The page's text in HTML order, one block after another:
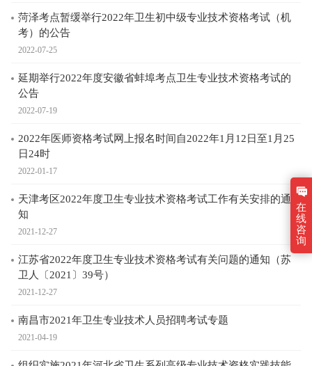
菏泽考点暂缓举行2022年卫生初中级专业技术资格考试（机
考）的公告
2022-07-25
延期举行2022年度安徽省蚌埠考点卫生专业技术资格考试的
公告
2022-07-19
2022年医师资格考试网上报名时间自2022年1月12日至1月25
日24时
2022-01-17
天津考区2022年度卫生专业技术资格考试工作有关安排的通
知
2021-12-27
江苏省2022年度卫生专业技术资格考试有关问题的通知（苏
卫人〔2021〕39号）
2021-12-27
南昌市2021年卫生专业技术人员招聘考试专题
2021-04-19
在
线
咨
询